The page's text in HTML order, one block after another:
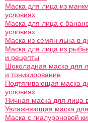
Маска для лица из
условиях
Маска для лица с
условиях
Маска из семян льна в
Маска для лица из
и рецепты
Шоколадная маска для
и тонизирование
Подтягивающая маска
условиях
Яичная маска для лица
Увлажняющая маска
Маска с гиалуроновой